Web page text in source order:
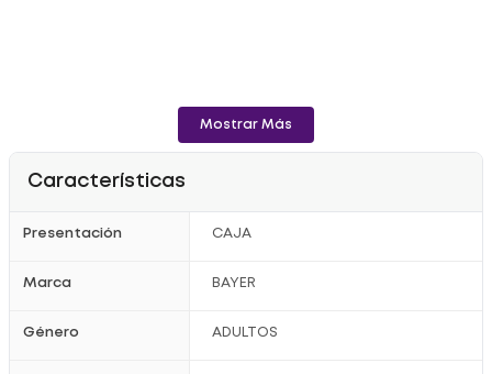
Mostrar Más
Características
Presentación CAJA
Marca BAYER
Género ADULTOS